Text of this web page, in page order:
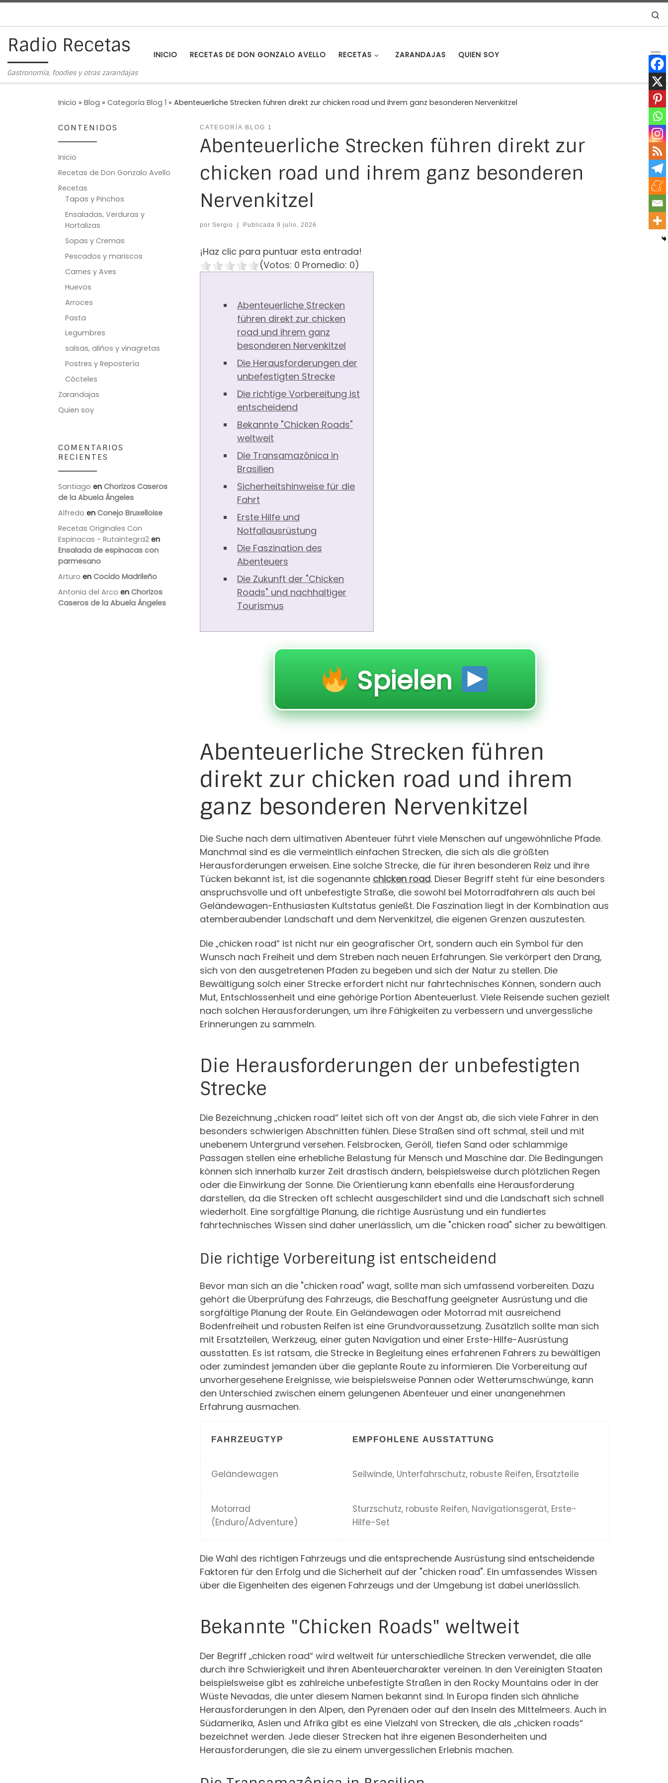
Radio Recetas
Gastronomía, foodies y otras zarandajas
INICIO RECETAS DE DON GONZALO AVELLO RECETAS ZARANDAJAS QUIEN SOY
Inicio » Blog » Categoría Blog 1 » Abenteuerliche Strecken führen direkt zur chicken road und ihrem ganz besonderen Nervenkitzel
CATEGORÍA BLOG 1
Abenteuerliche Strecken führen direkt zur
chicken road und ihrem ganz besonderen
Nervenkitzel
por Sergio Publicada 9 julio, 2026
¡Haz clic para puntuar esta entrada!
(Votos: 0 Promedio: 0)
Abenteuerliche Strecken
führen direkt zur chicken
road und ihrem ganz
besonderen Nervenkitzel
Die Herausforderungen der
unbefestigten Strecke
Die richtige Vorbereitung ist
entscheidend
Bekannte "Chicken Roads"
weltweit
Die Transamazônica in
Brasilien
Sicherheitshinweise für die
Fahrt
Erste Hilfe und
Notfallausrüstung
Die Faszination des
Abenteuers
Die Zukunft der "Chicken
Roads" und nachhaltiger
Tourismus
Spielen
Abenteuerliche Strecken führen
direkt zur chicken road und ihrem
ganz besonderen Nervenkitzel
Die Suche nach dem ultimativen Abenteuer führt viele Menschen auf ungewöhnliche Pfade.
Manchmal sind es die vermeintlich einfachen Strecken, die sich als die größten
Herausforderungen erweisen. Eine solche Strecke, die für ihren besonderen Reiz und ihre
Tücken bekannt ist, ist die sogenannte chicken road. Dieser Begriff steht für eine besonders
anspruchsvolle und oft unbefestigte Straße, die sowohl bei Motorradfahrern als auch bei
Geländewagen-Enthusiasten Kultstatus genießt. Die Faszination liegt in der Kombination aus
atemberaubender Landschaft und dem Nervenkitzel, die eigenen Grenzen auszutesten.
Die „chicken road“ ist nicht nur ein geografischer Ort, sondern auch ein Symbol für den
Wunsch nach Freiheit und dem Streben nach neuen Erfahrungen. Sie verkörpert den Drang,
sich von den ausgetretenen Pfaden zu begeben und sich der Natur zu stellen. Die
Bewältigung solch einer Strecke erfordert nicht nur fahrtechnisches Können, sondern auch
Mut, Entschlossenheit und eine gehörige Portion Abenteuerlust. Viele Reisende suchen gezielt
nach solchen Herausforderungen, um ihre Fähigkeiten zu verbessern und unvergessliche
Erinnerungen zu sammeln.
Die Herausforderungen der unbefestigten
Strecke
Die Bezeichnung „chicken road“ leitet sich oft von der Angst ab, die sich viele Fahrer in den
besonders schwierigen Abschnitten fühlen. Diese Straßen sind oft schmal, steil und mit
unebenem Untergrund versehen. Felsbrocken, Geröll, tiefen Sand oder schlammige
Passagen stellen eine erhebliche Belastung für Mensch und Maschine dar. Die Bedingungen
können sich innerhalb kurzer Zeit drastisch ändern, beispielsweise durch plötzlichen Regen
oder die Einwirkung der Sonne. Die Orientierung kann ebenfalls eine Herausforderung
darstellen, da die Strecken oft schlecht ausgeschildert sind und die Landschaft sich schnell
wiederholt. Eine sorgfältige Planung, die richtige Ausrüstung und ein fundiertes
fahrtechnisches Wissen sind daher unerlässlich, um die "chicken road" sicher zu bewältigen.
Die richtige Vorbereitung ist entscheidend
Bevor man sich an die "chicken road" wagt, sollte man sich umfassend vorbereiten. Dazu
gehört die Überprüfung des Fahrzeugs, die Beschaffung geeigneter Ausrüstung und die
sorgfältige Planung der Route. Ein Geländewagen oder Motorrad mit ausreichend
Bodenfreiheit und robusten Reifen ist eine Grundvoraussetzung. Zusätzlich sollte man sich
mit Ersatzteilen, Werkzeug, einer guten Navigation und einer Erste-Hilfe-Ausrüstung
ausstatten. Es ist ratsam, die Strecke in Begleitung eines erfahrenen Fahrers zu bewältigen
oder zumindest jemanden über die geplante Route zu informieren. Die Vorbereitung auf
unvorhergesehene Ereignisse, wie beispielsweise Pannen oder Wetterumschwünge, kann
den Unterschied zwischen einem gelungenen Abenteuer und einer unangenehmen
Erfahrung ausmachen.
FAHRZEUGTYP EMPFOHLENE AUSSTATTUNG
Geländewagen Seilwinde, Unterfahrschutz, robuste Reifen, Ersatzteile
Motorrad
(Enduro/Adventure)
Sturzschutz, robuste Reifen, Navigationsgerät, Erste-
Hilfe-Set
Die Wahl des richtigen Fahrzeugs und die entsprechende Ausrüstung sind entscheidende
Faktoren für den Erfolg und die Sicherheit auf der "chicken road". Ein umfassendes Wissen
über die Eigenheiten des eigenen Fahrzeugs und der Umgebung ist dabei unerlässlich.
Bekannte "Chicken Roads" weltweit
Der Begriff „chicken road“ wird weltweit für unterschiedliche Strecken verwendet, die alle
durch ihre Schwierigkeit und ihren Abenteuercharakter vereinen. In den Vereinigten Staaten
beispielsweise gibt es zahlreiche unbefestigte Straßen in den Rocky Mountains oder in der
Wüste Nevadas, die unter diesem Namen bekannt sind. In Europa finden sich ähnliche
Herausforderungen in den Alpen, den Pyrenäen oder auf den Inseln des Mittelmeers. Auch in
Südamerika, Asien und Afrika gibt es eine Vielzahl von Strecken, die als „chicken roads“
bezeichnet werden. Jede dieser Strecken hat ihre eigenen Besonderheiten und
Herausforderungen, die sie zu einem unvergesslichen Erlebnis machen.
CONTENIDOS
Inicio
Recetas de Don Gonzalo Avello
Recetas
Tapas y Pinchos
Ensaladas, Verduras y
Hortalizas
Sopas y Cremas
Pescados y mariscos
Carnes y Aves
Huevos
Arroces
Pasta
Legumbres
salsas, aliños y vinagretas
Postres y Repostería
Cócteles
Zarandajas
Quien soy
COMENTARIOS
RECIENTES
Santiago en Chorizos Caseros
de la Abuela Ángeles
Alfredo en Conejo Bruxelloise
Recetas Originales Con
Espinacas - Rutaintegra2 en
Ensalada de espinacas con
parmesano
Arturo en Cocido Madrileño
Antonia del Arco en Chorizos
Caseros de la Abuela Ángeles